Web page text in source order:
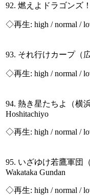
92. 燃えよドラゴン
◇再生: high / normal /
93. それ行けカープ
◇再生: high / normal /
94. 熱き星たちよ（
Hoshitachiyo
◇再生: high / normal /
95. いざゆけ若鷹軍
Wakataka Gundan
◇再生: high / normal /